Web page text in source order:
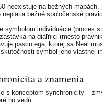
neexistuje na bežných
neplatia bežné spoločenské
symbolom individuácie (proces
na diaľnici (mesto
pascu ega, ktorej sa Neal
symbol jeho vlastnej
a znamenia
s konceptom synchronicity –
ho vedú.